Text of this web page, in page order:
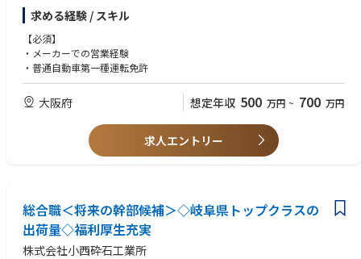
求める経験 / スキル
【必須】
・メーカーでの営業経験
・普通自動車第一種運転免許
大阪府 想定年収 500 万円 ~ 700 万円
求人エントリー
総合職＜将来の幹部候補＞◇岐阜県トップクラスの
出荷量◇福利厚生充実
株式会社小西砕石工業所